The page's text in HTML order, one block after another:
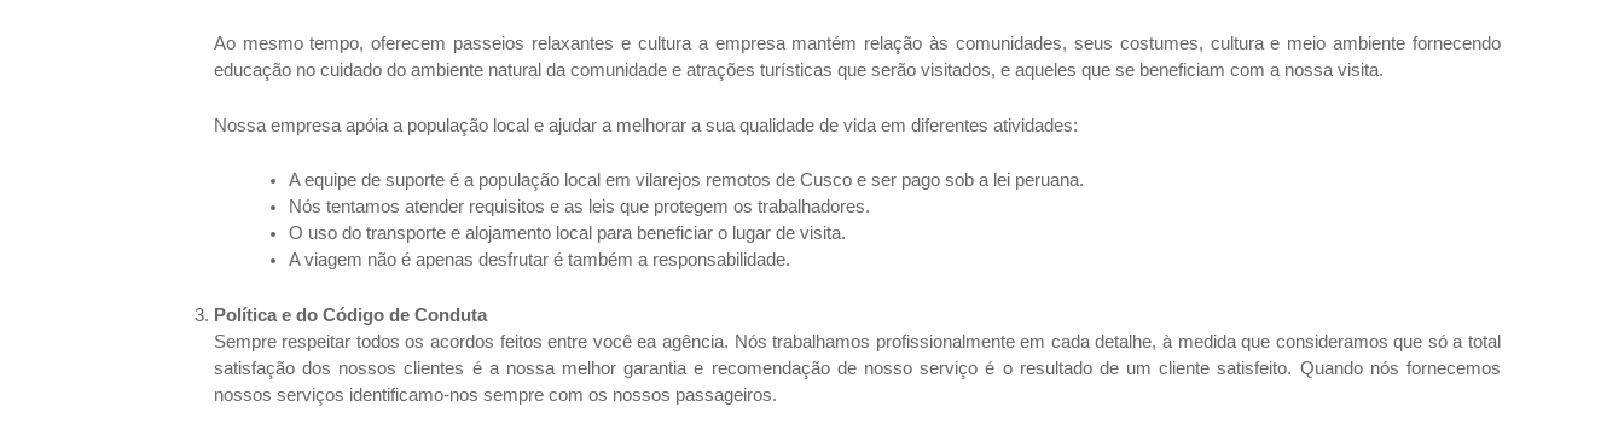
Ao mesmo tempo, oferecem passeios relaxantes e cultura a empresa mantém relação às comunidades, seus costumes, cultura e meio ambiente fornecendo
educação no cuidado do ambiente natural da comunidade e atrações turísticas que serão visitados, e aqueles que se beneficiam com a nossa visita.
Nossa empresa apóia a população local e ajudar a melhorar a sua qualidade de vida em diferentes atividades:
A equipe de suporte é a população local em vilarejos remotos de Cusco e ser pago sob a lei peruana.
Nós tentamos atender requisitos e as leis que protegem os trabalhadores.
O uso do transporte e alojamento local para beneficiar o lugar de visita.
A viagem não é apenas desfrutar é também a responsabilidade.
Política e do Código de Conduta
Sempre respeitar todos os acordos feitos entre você ea agência. Nós trabalhamos profissionalmente em cada detalhe, à medida que consideramos que só a total
satisfação dos nossos clientes é a nossa melhor garantia e recomendação de nosso serviço é o resultado de um cliente satisfeito. Quando nós fornecemos
nossos serviços identificamo-nos sempre com os nossos passageiros.